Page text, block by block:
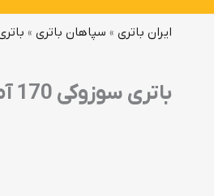
ایران باتری » سپاهان باتری »
باتری سوزوکی 170 آمپر